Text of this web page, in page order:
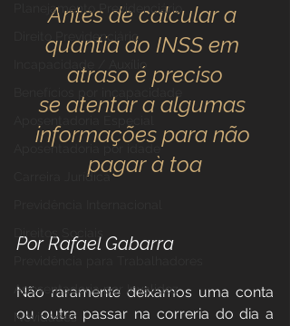
Planejamento Previdenciário
Direito Previdenciário
Incapacidade / Auxílio
Aposentadoria por idade
Carreira Jurídica
Aposentadoria por Invalidez
Novidades
Antes de calcular a
quantia do INSS em
atraso é preciso
se atentar a algumas
informações para não
pagar à toa
Por Rafael Gabarra
Não raramente deixamos uma conta
ou outra passar na correria do dia a